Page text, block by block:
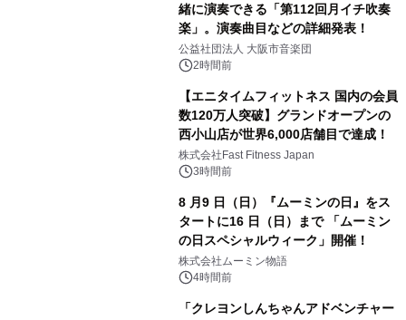
緒に演奏できる「第112回月イチ吹奏
楽」。演奏曲目などの詳細発表！
公益社団法人 大阪市音楽団
2時間前
【エニタイムフィットネス 国内の会員
数120万人突破】グランドオープンの
西小山店が世界6,000店舗目で達成！
株式会社Fast Fitness Japan
3時間前
8 月9 日（日）『ムーミンの日』をス
タートに16 日（日）まで 「ムーミン
の日スペシャルウィーク」開催！
株式会社ムーミン物語
4時間前
「クレヨンしんちゃんアドベンチャー